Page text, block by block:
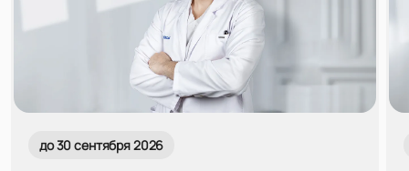
до 30 сентября 2026